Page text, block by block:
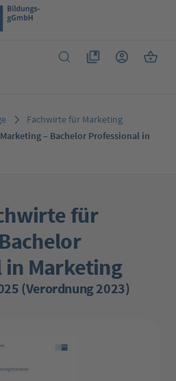
Du hast 0 Produkte
Fachwirte für Marketing
– Bachelor Professional in
für
in Marketing
(Verordnung 2023)